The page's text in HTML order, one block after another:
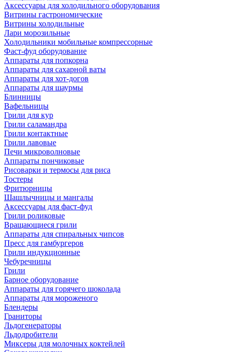
Аксессуары для холодильного оборудования
Витрины гастрономические
Витрины холодильные
Лари морозильные
Холодильники мобильные компрессорные
Фаст-фуд оборудование
Аппараты для попкорна
Аппараты для сахарной ваты
Аппараты для хот-догов
Аппараты для шаурмы
Блинницы
Вафельницы
Грили для кур
Грили саламандра
Грили контактные
Грили лавовые
Печи микроволновые
Аппараты пончиковые
Рисоварки и термосы для риса
Тостеры
Фритюрницы
Шашлычницы и мангалы
Аксессуары для фаст-фуд
Грили роликовые
Вращающиеся грили
Аппараты для спиральных чипсов
Пресс для гамбургеров
Грили индукционные
Чебуречницы
Грили
Барное оборудование
Аппараты для горячего шоколада
Аппараты для мороженого
Блендеры
Граниторы
Льдогенераторы
Льдодробители
Миксеры для молочных коктейлей